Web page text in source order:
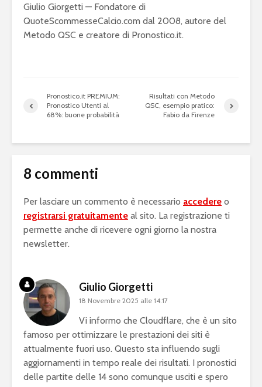
Giulio Giorgetti — Fondatore di
QuoteScommesseCalcio.com dal 2008, autore del
Metodo QSC e creatore di Pronostico.it.
Pronostico.it PREMIUM:
Pronostico Utenti al
68%: buone probabilità
Risultati con Metodo
QSC, esempio pratico:
Fabio da Firenze
8 commenti
Per lasciare un commento è necessario accedere o
registrarsi gratuitamente al sito. La registrazione ti
permette anche di ricevere ogni giorno la nostra
newsletter.
Giulio Giorgetti
18 Novembre 2025 alle 14:17
Vi informo che Cloudflare, che è un sito
famoso per ottimizzare le prestazioni dei siti è
attualmente fuori uso. Questo sta influendo sugli
aggiornamenti in tempo reale dei risultati. I pronostici
delle partite delle 14 sono comunque usciti e spero